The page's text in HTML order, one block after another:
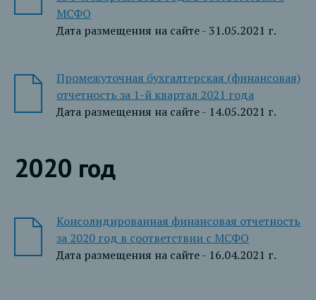
МСФО
Дата размещения на сайте - 31.05.2021 г.
Промежуточная бухгалтерская (финансовая)
отчетность за 1-й квартал 2021 года
Дата размещения на сайте - 14.05.2021 г.
2020 год
Консолидированная финансовая отчетность
за 2020 год в соответствии с МСФО
Дата размещения на сайте - 16.04.2021 г.